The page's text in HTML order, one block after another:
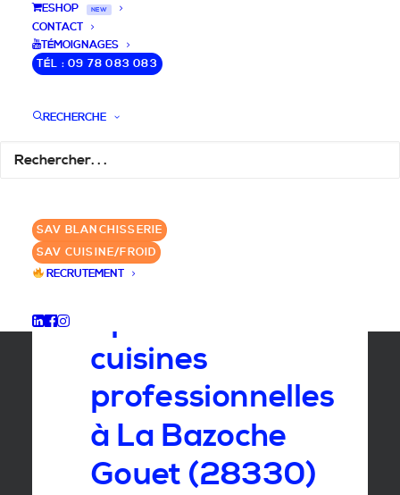
ESHOP NEW
CONTACT
TÉMOIGNAGES
TÉL : 09 78 083 083
RECHERCHE
SAV BLANCHISSERIE
SAV CUISINE/FROID
RECRUTEMENT
DEVIS / CONSEILS /
QUESTIONS
✆ 09 78 083 083
GROUPE SEBI
Spécialiste
cuisines
professionnelles
à La Bazoche
Gouet (28330)